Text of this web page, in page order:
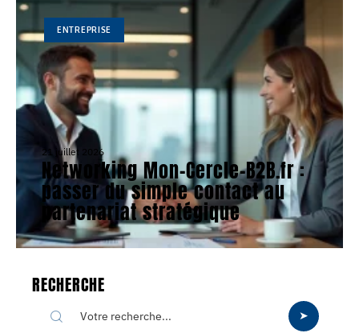
ENTREPRISE
21 juillet 2026
Networking Mon-Cercle-B2B.fr :
passer du simple contact au
partenariat stratégique
RECHERCHE